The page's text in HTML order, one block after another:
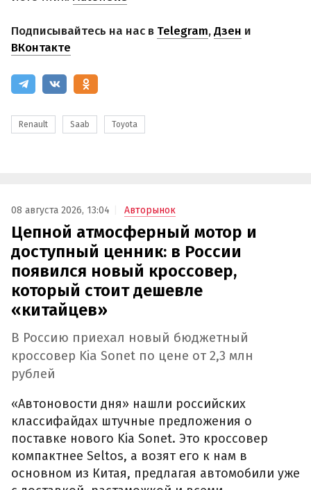
Подписывайтесь на нас в Telegram,Дзен и
ВКонтакте
Renault Saab Toyota
08 августа 2026, 13:04 Авторынок
Цепной атмосферный мотор и
доступный ценник: в России
появился новый кроссовер,
который стоит дешевле
«китайцев»
В Россию приехал новый бюджетный
кроссовер Kia Sonet по цене от 2,3 млн
рублей
«Автоновости дня» нашли российских
классифайдах штучные предложения о
поставке нового Kia Sonet. Это кроссовер
компактнее Seltos, а возят его к нам в
основном из Китая, предлагая автомобили уже